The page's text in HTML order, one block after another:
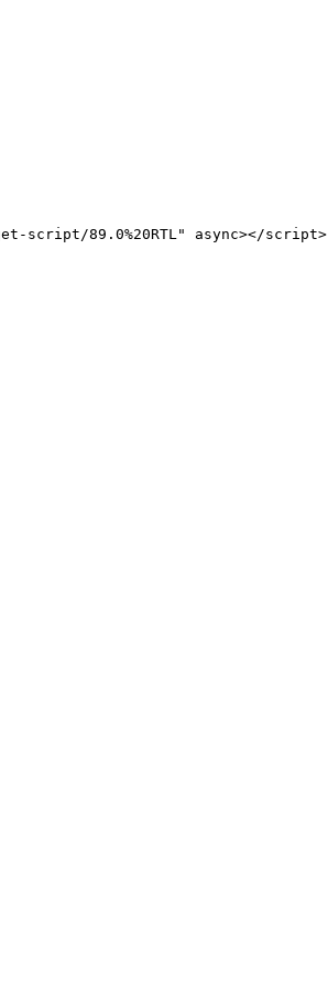
script/89.0%20RTL" async></script>